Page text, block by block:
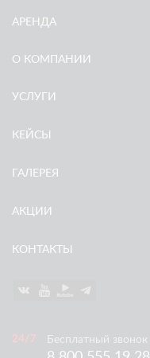
АРЕНДА
О КОМПАНИИ
УСЛУГИ
КЕЙСЫ
ГАЛЕРЕЯ
АКЦИИ
КОНТАКТЫ
Бесплатный звонок